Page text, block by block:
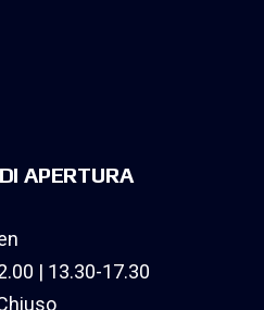
APERTURA
| 13.30-17.30